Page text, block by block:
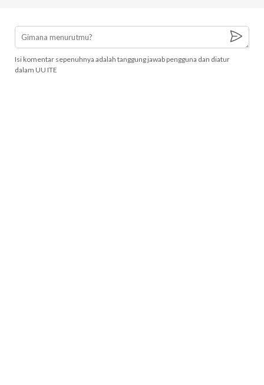
Isi komentar sepenuhnya adalah tanggung jawab pengguna dan diatur
dalam UU ITE